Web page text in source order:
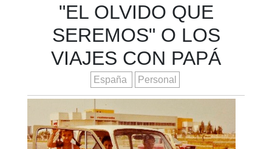
"EL OLVIDO QUE
SEREMOS" O LOS
VIAJES CON PAPÁ
España Personal